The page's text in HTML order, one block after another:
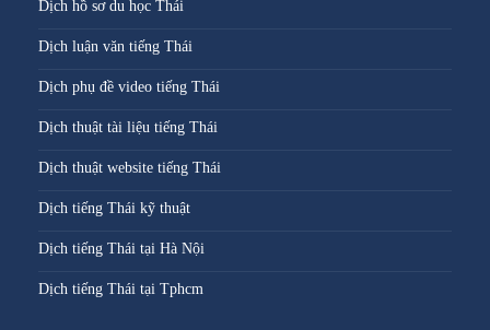
Dịch hồ sơ du học Thái
Dịch luận văn tiếng Thái
Dịch phụ đề video tiếng Thái
Dịch thuật tài liệu tiếng Thái
Dịch thuật website tiếng Thái
Dịch tiếng Thái kỹ thuật
Dịch tiếng Thái tại Hà Nội
Dịch tiếng Thái tại Tphcm